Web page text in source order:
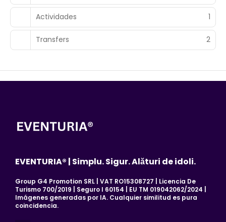
Actividades 1
Transfers 2
EVENTURIA® | Simplu. Sigur. Alături de idoli.
Group G4 Promotion SRL | VAT RO15308727 | Licencia De
Turismo 700/2019 | Seguro I 60154 | EU TM 019042062/2024 |
Imágenes generadas por IA. Cualquier similitud es pura
coincidencia.